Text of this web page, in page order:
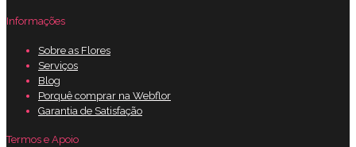
Informações
Sobre as Flores
Serviços
Blog
Porquê comprar na Webflor
Garantia de Satisfação
Termos e Apoio